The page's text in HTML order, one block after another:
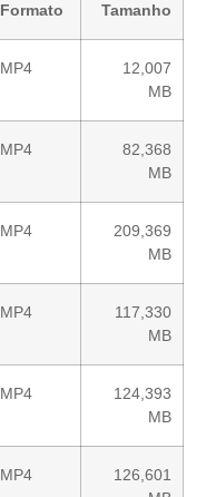
Formato Tamanho
MP4
12,007
MB
MP4
82,368
MB
MP4
209,369
MB
MP4
117,330
MB
MP4
124,393
MB
MP4
126,601